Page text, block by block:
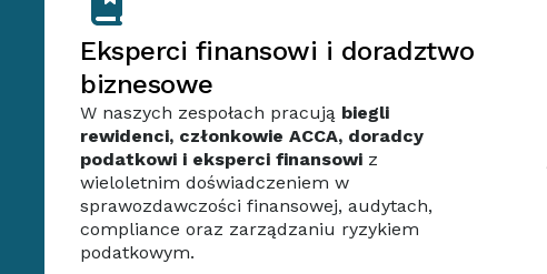
Eksperci finansowi i doradztwo
biznesowe
W naszych zespołach pracują biegli
rewidenci, członkowie ACCA, doradcy
podatkowi i eksperci finansowi z
wieloletnim doświadczeniem w
sprawozdawczości finansowej, audytach,
compliance oraz zarządzaniu ryzykiem
podatkowym.